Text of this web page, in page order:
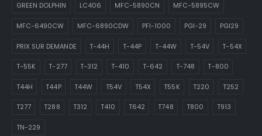
GREEN DOLPHIN LC406 MFC-5890CN MFC-5895CW
MFC-6490CW MFC-6890CDW PFI-1000 PGI-29 PGI29
PRIX SUR DEMANDE T-44H T-44P T-44W T-54V T-54X
T-55K T-277 T-312 T-410 T-642 T-748 T-800
T44H T44P T44W T54V T54X T55K T220 T252
T277 T288 T312 T410 T642 T748 T800 T913
TN-229